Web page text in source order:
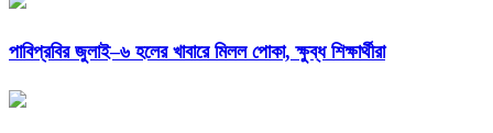
পাবিপ্রবির জুলাই–৬ হলের খাবারে মিলল পোকা, ক্ষুব্ধ শিক্ষার্থীরা